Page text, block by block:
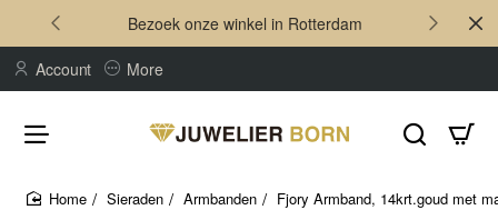
Bezoek onze winkel in Rotterdam
Account More
Sieraden Armbanden Fjory Armband, 14krt.goud met